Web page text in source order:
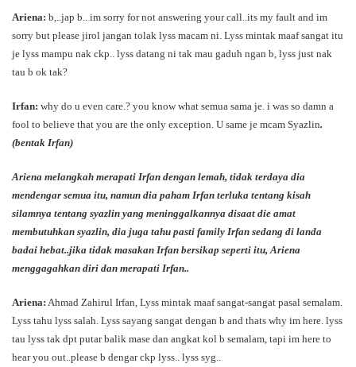
Ariena: b,..jap b.. im sorry for not answering your call..its my fault and im
sorry but please jirol jangan tolak lyss macam ni. Lyss mintak maaf sangat itu
je lyss mampu nak ckp.. lyss datang ni tak mau gaduh ngan b, lyss just nak
tau b ok tak?
Irfan: why do u even care.? you know what semua sama je. i was so damn a
fool to believe that you are the only exception. U same je mcam Syazlin.
(bentak Irfan)
Ariena melangkah merapati Irfan dengan lemah, tidak terdaya dia
mendengar semua itu, namun dia paham Irfan terluka tentang kisah
silamnya tentang syazlin yang meninggalkannya disaat die amat
membutuhkan syazlin, dia juga tahu pasti family Irfan sedang di landa
badai hebat..jika tidak masakan Irfan bersikap seperti itu, Ariena
menggagahkan diri dan merapati Irfan..
Ariena: Ahmad Zahirul Irfan, Lyss mintak maaf sangat-sangat pasal semalam.
Lyss tahu lyss salah. Lyss sayang sangat dengan b and thats why im here. lyss
tau lyss tak dpt putar balik mase dan angkat kol b semalam, tapi im here to
hear you out..please b dengar ckp lyss.. lyss syg..